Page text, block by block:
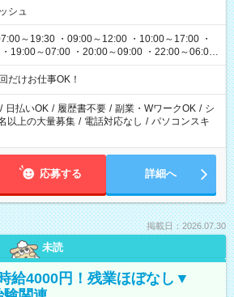
シュ
～19:30 ・09:00～12:00 ・10:00～17:00 ・
19:00～07:00 ・20:00～09:00 ・22:00～06:00
トはだけお仕事OK！
/ 日払いOK / 履歴書不要 / 副業・WワークOK / シ
以上の大量募集 / 電話対応なし / パソコンスキ
応募する 詳細へ
掲載日：2026.07.30
未読
給4000円！残業ほぼなし▼